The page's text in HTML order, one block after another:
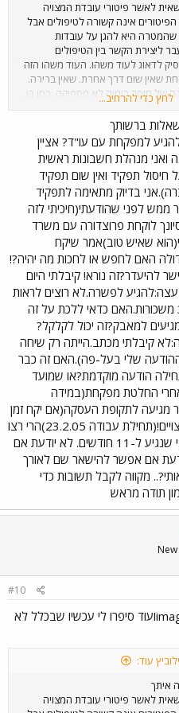
לאשר פיטורי עובדת המצויה
אינה קשורה לטיפולים אבל
היא להגן על עובדות
ליצירת הקשר בין הטיפולים
לדאוג לעוד משהו. העוד משהו הזה
שאין שום דרך אחרת. שאין ברירה.
של חוסר כימיה לא מספיקה. כמו כן,
גדולה, תבדוק המפקחת אופציות של
כזו אופציה והעובדת מוכנה לה -
הפיטורים. זה נכון שהעובדת לא
זוכה כיום להגנה של 100% מפני פיטורים אבל עדין, המצב
לדעתי, כמעט בכל מצב אפשר להפוך
אותם בצורה הנוחה לך. המעסיק
של העדר הקשר לטיפולים. את
מוכנה ולמצוא את הדרך להציג את
קשר בין העובדה שהוא יודע על
שאת למעשה העובדת הכמעט
הללו וכי אם הטענה היא העדר
הרבה דרכים לפתור את הבעיה לפני
מקור הפרנסה. אגב, אני תמיד
המפקחת שטיפולי פוריות עולים הרבה
לך נזק חמור.
לחץ כדי להרחיב...
ברשותך
למפקחת עם עו"ד? אציין
ואני מנהלת חשבונות ראשית
חיסול תפקיד ואין שום תפקיד
בדיוק מתאימה לתפקיד
ממש לפני שהודעתי(חיכיתי לזה
לוקחת פרוצדורה עם משרד
שאיש טוב)אמר שיקח
האם לחפש או לחכות מה יהיה?!
להיעדר?זה נורא! קיבלתי היום
לפשרה.לא רוצים לראות
אותי-תשלמו נגיד 3 משכורות.האם כדאי ללכת על זה
למאבק?זה יכול לקלקל?
קיבלתי מכתב.הייתה רק שיחה
שלי בעל-פה).האם זה כבר
הודעה מוקדמת?או שמועד
החלטת מפקחת(במידה
מגיעה לתקופת העסקה(אם יקח זמן
רב) שמגיעים לי פיצויים!(תחילת עבודה 23.2.05)הרי רצו
להתפטר ממני לפני שנגיע ל-11 חודשים. לא יודעת אם
אם אפשר להישאר שם לאורך
מקווה לקבל תשובות כדי
תודה מראש
#10
עוד:
איתך
לאשר פיטורי עובדת המצויה